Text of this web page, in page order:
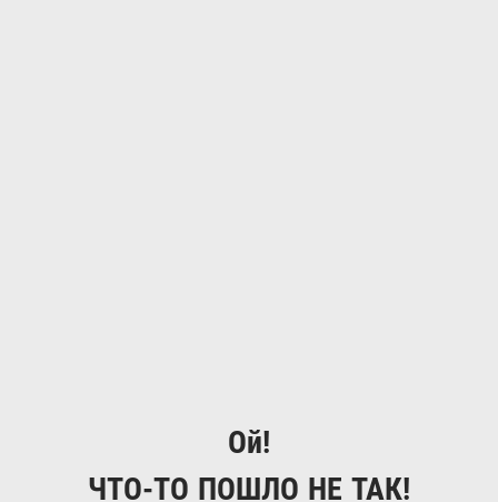
Ой!
ЧТО-ТО ПОШЛО НЕ ТАК!